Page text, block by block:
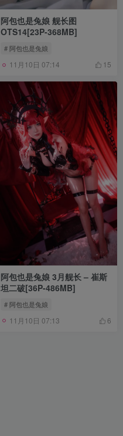
阿包也是兔娘 舰长图
OTS14[23P-368MB]
# 阿包也是兔娘
11月10日 07:14 15
阿包也是兔娘 3月舰长 – 崔斯
坦二破[36P-486MB]
# 阿包也是兔娘
11月10日 07:13 6